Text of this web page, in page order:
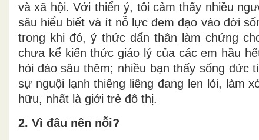
và xã hội. Với thiển ý, tôi cảm thấy nhiều
sâu hiểu biết và ít nỗ lực đem đạo vào đời
trong khi đó, ý thức dấn thân làm chứng
chưa kể kiến thức giáo lý của các em hầu
hỏi đào sâu thêm; nhiều bạn thấy sống đức
sự nguội lạnh thiêng liêng đang len lỏi, làm
hữu, nhất là giới trẻ đô thị.
2. Vì đâu nên nỗi?